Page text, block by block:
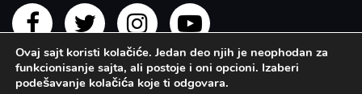
Ovaj sajt koristi kolačiće. Jedan deo njih je neophodan za
funkcionisanje sajta, ali postoje i oni opcioni. Izaberi
podešavanje kolačića koje ti odgovara.